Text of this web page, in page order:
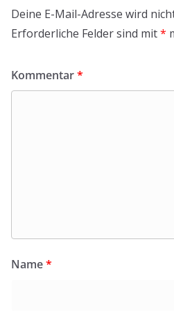
Deine E-Mail-Adresse wird
Erforderliche Felder sind mit*
Kommentar*
Name*